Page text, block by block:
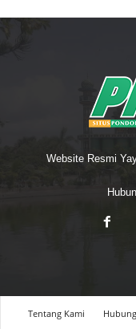
Website Resmi
Tentang Kami